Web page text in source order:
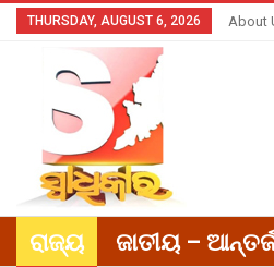
THURSDAY, AUGUST 6, 2026 About
ରାଜ୍ୟ ଜାତୀୟ –